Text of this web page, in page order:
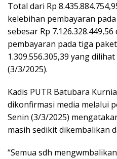
Total dari Rp
kelebihan pembayaran
sebesar Rp
pembayaran pada tiga
1.309.556.305,39 yang
(3/3/2025).
Kadis PUTR Batubara
dikonfirmasi media melalui
Senin (3/3/2025)
masih sedikit dikembalikan
“Semua sdh